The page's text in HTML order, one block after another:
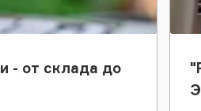
- от склада до